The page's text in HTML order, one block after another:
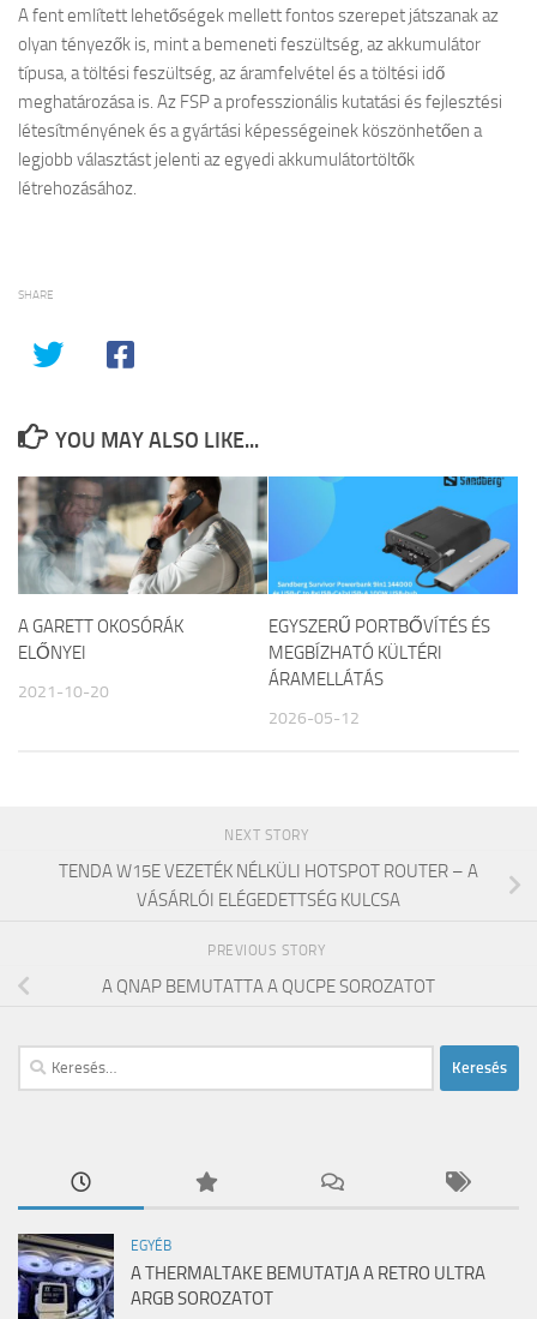
A fent említett lehetőségek mellett fontos szerepet játszanak az
olyan tényezők is, mint a bemeneti feszültség, az akkumulátor
típusa, a töltési feszültség, az áramfelvétel és a töltési idő
meghatározása is. Az FSP a professzionális kutatási és fejlesztési
létesítményének és a gyártási képességeinek köszönhetően a
legjobb választást jelenti az egyedi akkumulátortöltők
létrehozásához.
SHARE
YOU MAY ALSO LIKE...
A GARETT OKOSÓRÁK
ELŐNYEI
2021-10-20
EGYSZERŰ PORTBŐVÍTÉS ÉS
MEGBÍZHATÓ KÜLTÉRI
ÁRAMELLÁTÁS
2026-05-12
NEXT STORY
TENDA W15E VEZETÉK NÉLKÜLI HOTSPOT ROUTER – A
VÁSÁRLÓI ELÉGEDETTSÉG KULCSA
PREVIOUS STORY
A QNAP BEMUTATTA A QUCPE SOROZATOT
Keresés:
EGYÉB
A THERMALTAKE BEMUTATJA A RETRO ULTRA
ARGB SOROZATOT